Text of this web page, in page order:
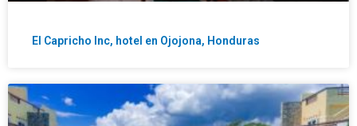
El Capricho Inc, hotel en Ojojona, Honduras